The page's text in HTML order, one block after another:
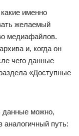
именно
желаемый
медиафайлов.
и, когда он
чего данные
«Доступные
данные можно,
аналогичный путь: